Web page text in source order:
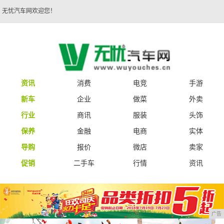
无忧汽车网欢迎您！
资讯 消费 电竞
手游
新车
企业 做菜
外卖
行业
商讯 服装
头饰
保养
金融 电商
实体
导购
报价 微店
卖家
促销
二手车 行情 资讯
广告